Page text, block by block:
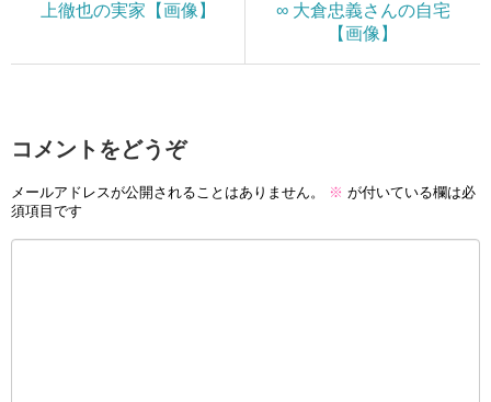
上徹也の実家【画像】
∞ 大倉忠義さんの自宅
【画像】
コメントをどうぞ
メールアドレスが公開されることはありません。 ※ が付いている欄は必
須項目です